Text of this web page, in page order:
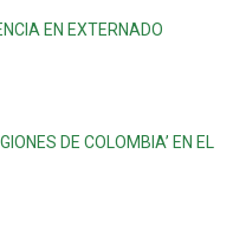
EN EXTERNADO
DE COLOMBIA’ EN EL